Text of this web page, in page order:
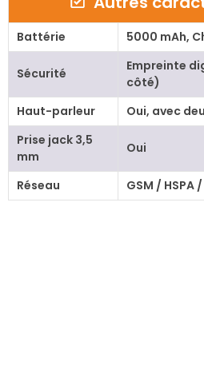
Battérie 5000 mAh,
Sécurité
Empreinte
côté)
Haut-parleur
Oui, avec
Prise jack 3,5
mm
Oui
Réseau GSM / HSPA